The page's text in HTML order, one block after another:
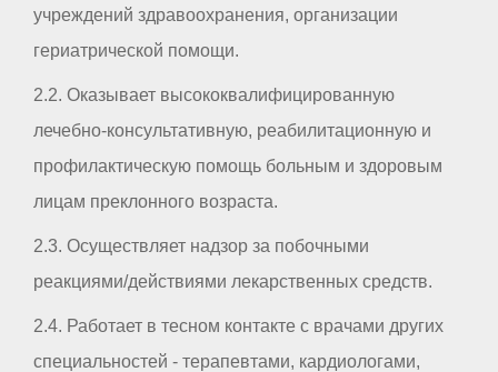
учреждений здравоохранения, организации
гериатрической помощи.
2.2. Оказывает высококвалифицированную
лечебно-консультативную, реабилитационную и
профилактическую помощь больным и здоровым
лицам преклонного возраста.
2.3. Осуществляет надзор за побочными
реакциями/действиями лекарственных средств.
2.4. Работает в тесном контакте с врачами других
специальностей - терапевтами, кардиологами,